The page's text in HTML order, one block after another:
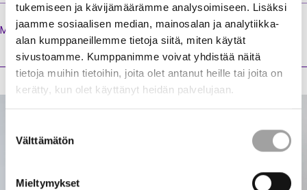
tukemiseen ja kävijämäärämme analysoimiseen. Lisäksi
jaamme sosiaalisen median, mainosalan ja analytiikka-
alan kumppaneillemme tietoja siitä, miten käytät
sivustoamme. Kumppanimme voivat yhdistää näitä
tietoja muihin tietoihin, joita olet antanut heille tai joita on
kerätty, kun olet käyttänyt heidän palvelujaan.
valinta
Välttämätön
Mieltymykset
Marketantoimenkuva